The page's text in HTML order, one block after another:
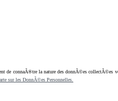
la nature des donnÃ©es collectÃ©es
sur les DonnÃ©es Personnelles.